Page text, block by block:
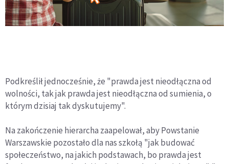
Podkreślił jednocześnie, że "prawda jest nieodłączna od
wolności, tak jak prawda jest nieodłączna od sumienia, o
którym dzisiaj tak dyskutujemy".
Na zakończenie hierarcha zaapelował, aby Powstanie
Warszawskie pozostało dla nas szkołą "jak budować
społeczeństwo, na jakich podstawach, bo prawda jest